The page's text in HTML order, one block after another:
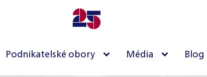
Podnikatelské obory Média Blog